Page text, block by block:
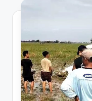
B
ri
t
a
T